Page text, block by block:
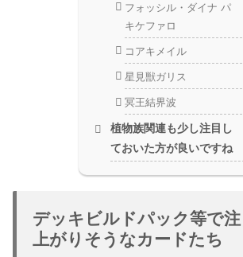
フォッシル・ダイナ パ
キケファロ
コアキメイル
星見獣ガリス
冥王結界波
植物族関連も少し注目し
ておいた方が良いですね
デッキビルドパック等で
上がりそうなカードたち